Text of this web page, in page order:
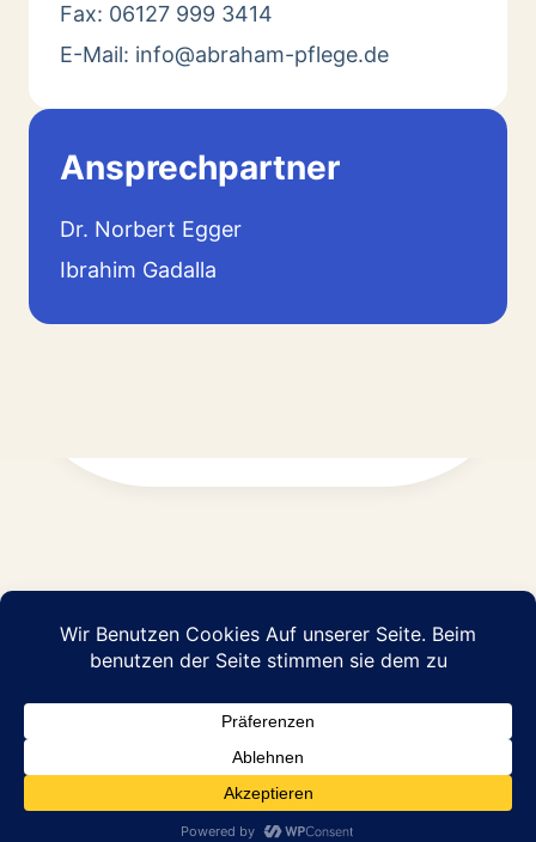
Fax: 06127 999 3414
E-Mail: info@abraham-pflege.de
Ansprechpartner
Dr. Norbert Egger
Ibrahim Gadalla
© 2026 Abraham Pflege GmbH